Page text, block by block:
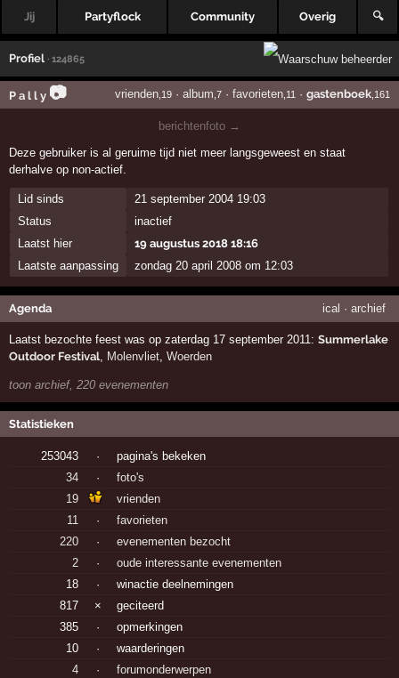
Jij Partyflock Community Overig 🔍
Profiel · 124865
P a l l y 📷 vrienden,19· album ,7· favorieten,11 · gastenboek,161
berichtenfoto →
Deze gebruiker is al geruime tijd niet meer langsgeweest en staat
derhalve op non-actief.
Lid sinds
21 september 2004 19:03
Status
inactief
Laatst hier
19 augustus 2018 18:16
Laatste aanpassing
zondag 20 april 2008 om 12:03
Agenda ical · archief
Laatst bezochte feest was op zaterdag 17 september 2011:Summerlake
Outdoor Festival
Molenvliet ,Woerden
toon archief, 220 evenementen
Statistieken
253043 ·
pagina's bekeken
34
·
foto's
19
vrienden
11
·
favorieten
220
·
evenementen bezocht
2
·
oude interessante evenementen
18
·
winactie deelnemingen
817
×
geciteerd
385
·
opmerkingen
10
·
waarderingen
4
·
forumonderwerpen